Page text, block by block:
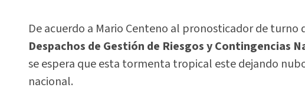
De acuerdo a Mario Centeno al pronosticador de turno
Despachos de Gestión de Riesgos y Contingencias
se espera que esta tormenta tropical este dejando
nacional.